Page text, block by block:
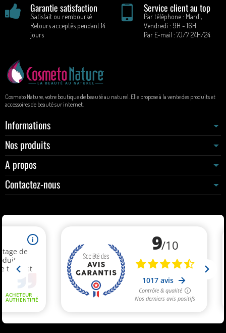
Garantie satisfaction
Satisfait ou remboursé
Retours acceptés pendant 14
jours
Service client au top
Par téléphone : Mardi,
Vendredi : 9H - 16H
Par E-mail : 7J/7 24H/24
Cosmeto Nature, votre boutique de beauté au naturel. Elle propose à la vente des produits et
accessoires de beauté sur internet.
Informations
Nos produits
A propos
Contactez-nous